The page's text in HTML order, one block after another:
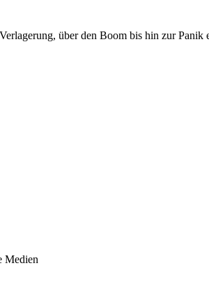
über den Boom bis hin zur
Medien